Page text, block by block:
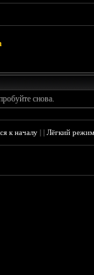
снова.
к началу ||Лёгкий